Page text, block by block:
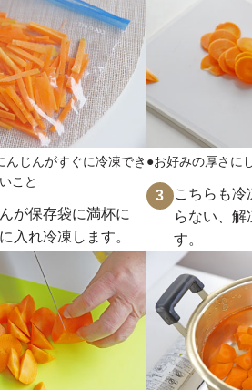
んじんがすぐに冷凍でき
こと
が保存袋に満杯に
入れ冷凍します。
●お好みの厚さに
3
こちらも冷
らない、解
す。